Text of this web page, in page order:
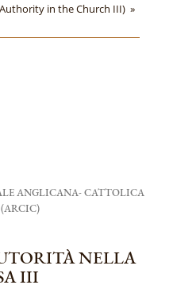
in the Church III) »
ANGLICANA- CATTOLICA
NELLA
III